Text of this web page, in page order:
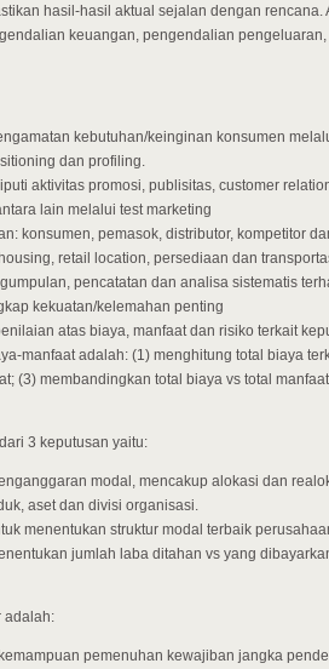
hasil-hasil aktual sejalan dengan rencana.
keuangan, pengendalian pengeluaran,
kebutuhan/keinginan konsumen
dan profiling.
aktivitas promosi, publisitas, customer
lain melalui test marketing
konsumen, pemasok, distributor, kompetitor
retail location, persediaan dan
pencatatan dan analisa sistematis
kekuatan/kelemahan penting
atas biaya, manfaat dan risiko terkait
manfaat adalah: (1) menghitung total biaya
(3) membandingkan total biaya vs total manfaat.
3 keputusan yaitu:
modal, mencakup alokasi dan
aset dan divisi organisasi.
menentukan struktur modal terbaik
jumlah laba ditahan vs yang
adalah:
kemampuan pemenuhan kewajiban jangka